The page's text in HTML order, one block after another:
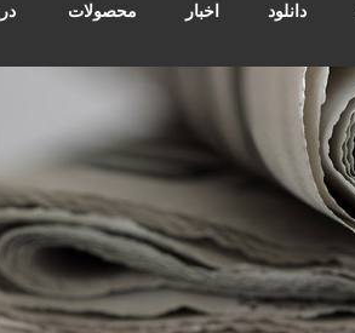
محصولات اخبار دانلود